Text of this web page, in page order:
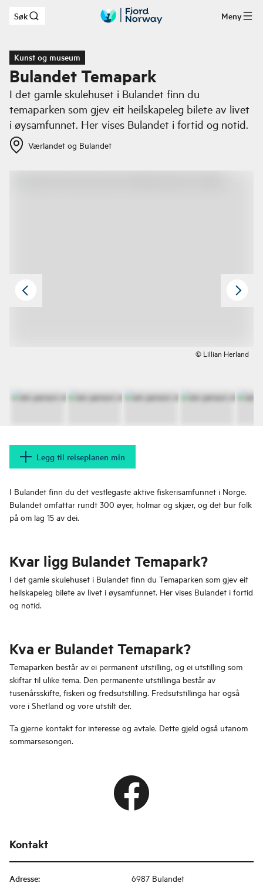
Hopp til hovedinnhold
Søk Meny
Kunst og museum
Bulandet Temapark
I det gamle skulehuset i Bulandet finn du
temaparken som gjev eit heilskapeleg bilete av livet
i øysamfunnet. Her vises Bulandet i fortid og notid.
Værlandet og Bulandet
© Lillian Herland
Legg til reiseplanen min
I Bulandet finn du det vestlegaste aktive fiskerisamfunnet i Norge.
Bulandet omfattar rundt 300 øyer, holmar og skjær, og det bur folk
på om lag 15 av dei.
Kvar ligg Bulandet Temapark?
I det gamle skulehuset i Bulandet finn du Temaparken som gjev eit
heilskapeleg bilete av livet i øysamfunnet. Her vises Bulandet i fortid
og notid.
Kva er Bulandet Temapark?
Temaparken består av ei permanent utstilling, og ei utstilling som
skiftar til ulike tema. Den permanente utstillinga består av
tusenårsskifte, fiskeri og fredsutstilling. Fredsutstillinga har også
vore i Shetland og vore utstilt der.
Ta gjerne kontakt for interesse og avtale. Dette gjeld også utanom
sommarsesongen.
Kontakt
Adresse: 6987 Bulandet